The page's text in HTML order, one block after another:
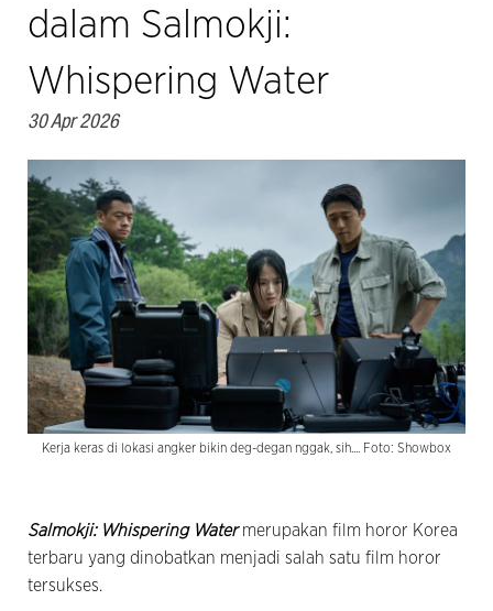
dalam Salmokji:
Whispering Water
30 Apr 2026
Kerja keras di lokasi angker bikin deg-degan nggak, sih.... Foto: Showbox
Salmokji: Whispering Watermerupakan film horor Korea
terbaru yang dinobatkan menjadi salah satu film horor
tersukses.